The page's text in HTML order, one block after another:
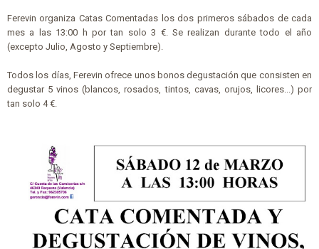
Ferevin organiza Catas Comentadas los dos primeros sábados de cada
mes a las 13:00 h por tan solo 3 €. Se realizan durante todo el año
(excepto Julio, Agosto y Septiembre).
Todos los días, Ferevin ofrece unos bonos degustación que consisten en
degustar 5 vinos (blancos, rosados, tintos, cavas, orujos, licores...) por
tan solo 4 €.